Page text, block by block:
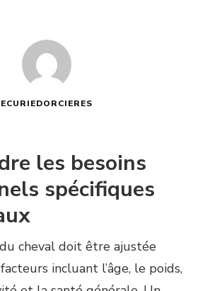
ECURIEDORCIERES
les besoins
spécifiques
du cheval doit être ajustée
incluant l’âge, le poids,